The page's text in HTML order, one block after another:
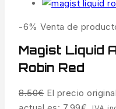
-6% Venta de
Magist Liquid
Robin Red
8.50€ El precio